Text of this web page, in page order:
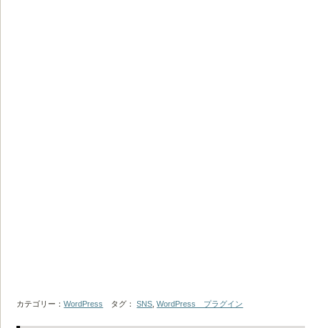
カテゴリー：WordPress タグ：SNS ,WordPress プラグイン